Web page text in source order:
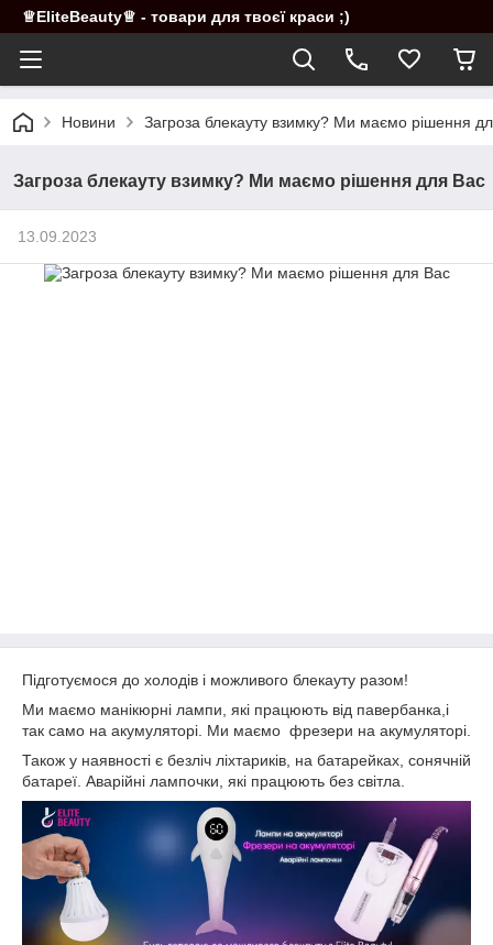
♕EliteBeauty♕ - товари для твоєї краси ;)
Новини Загроза блекауту взимку? Ми маємо рішення
Загроза блекауту взимку? Ми маємо рішення для Вас
13.09.2023
Підготуємося до холодів і можливого блекауту разом!
Ми маємо манікюрні лампи, які працюють від павербанка,і
так само на акумуляторі. Ми маємо фрезери на акумуляторі.
Також у наявності є безліч ліхтариків, на батарейках, сонячній
батареї. Аварійні лампочки, які працюють без світла.